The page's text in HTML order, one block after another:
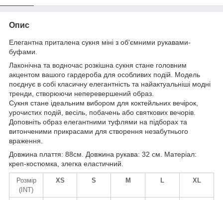
Опис
Елегантна приталена сукня міні з об'ємними рукавами-
буфами.
Лаконічна та водночас розкішна сукня стане головним
акцентом вашого гардероба для особливих подій. Модель
поєднує в собі класичну елегантність та найактуальніші модні
тренди, створюючи неперевершений образ.
Сукня стане ідеальним вибором для коктейльних вечірок,
урочистих подій, весіль, побачень або святкових вечорів.
Доповніть образ елегантними туфлями на підборах та
витонченими прикрасами для створення незабутнього
враження.
Довжина плаття: 88см. Довжина рукава: 32 см. Матеріал:
креп-костюмка, злегка еластичний.
Розмір
(INT)
XS S M L XL